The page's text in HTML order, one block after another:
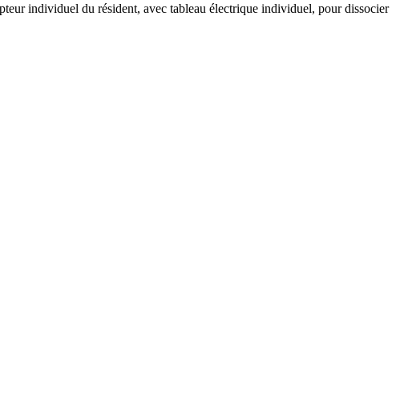
individuel du résident, avec tableau électrique individuel, pour dissocier